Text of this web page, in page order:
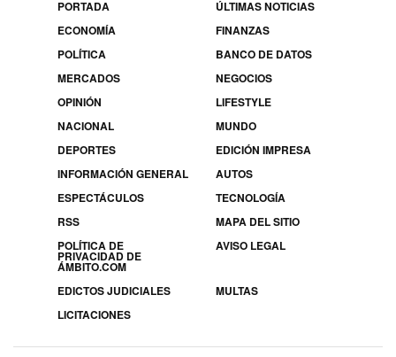
PORTADA
ÚLTIMAS NOTICIAS
ECONOMÍA
FINANZAS
POLÍTICA
BANCO DE DATOS
MERCADOS
NEGOCIOS
OPINIÓN
LIFESTYLE
NACIONAL
MUNDO
DEPORTES
EDICIÓN IMPRESA
INFORMACIÓN GENERAL
AUTOS
ESPECTÁCULOS
TECNOLOGÍA
RSS
MAPA DEL SITIO
POLÍTICA DE
PRIVACIDAD DE
ÁMBITO.COM
AVISO LEGAL
EDICTOS JUDICIALES
MULTAS
LICITACIONES